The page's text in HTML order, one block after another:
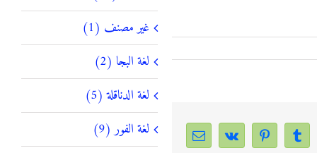
Tumblr
Pinterest
Vk
Email
غير مصنف (1)
لغة البجا (2)
لغة الدناقلة (5)
لغة الفور (9)